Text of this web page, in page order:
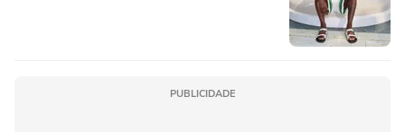
PUBLICIDADE